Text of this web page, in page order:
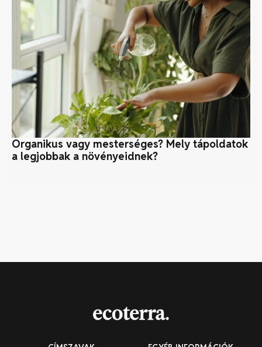
Organikus vagy mesterséges? Mely tápoldatok
a legjobbak a növényeidnek?